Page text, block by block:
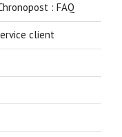
: FAQ
client